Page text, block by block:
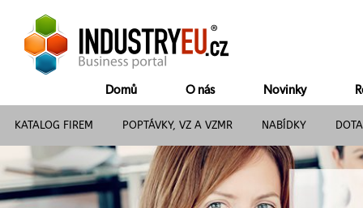
Domů O nás Novinky
KATALOG FIREM POPTÁVKY, VZ A VZMR NABÍDKY